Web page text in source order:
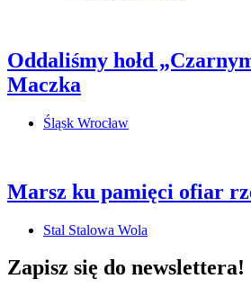
Oddaliśmy hołd
Maczka
Śląsk Wrocław
Marsz ku pamięci ofiar
Stal Stalowa Wola
Zapisz się do newslettera!